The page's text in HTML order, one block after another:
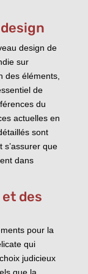
design de
sur
des éléments,
de
du
actuelles en
sont
que
dans
des
pour la
qui
judicieux